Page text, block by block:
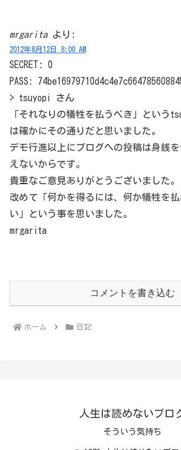
mrgarita より:
2012年8月12日 8:00 AM
SECRET: 0
PASS:
> tsuyopi さん
「それなりの犠牲を払うべき」という
は確かにその通りだと思いました。
デモ行進以上にブログへの投稿は身銭
えないからです。
貴重なご意見ありがとうございました。
改めて「何かを得るには、何か犠牲を
い」という事を思いました。
mrgarita
コメントを書き込む
ホーム 日記
人生は読めないブロ
そういう気持ち